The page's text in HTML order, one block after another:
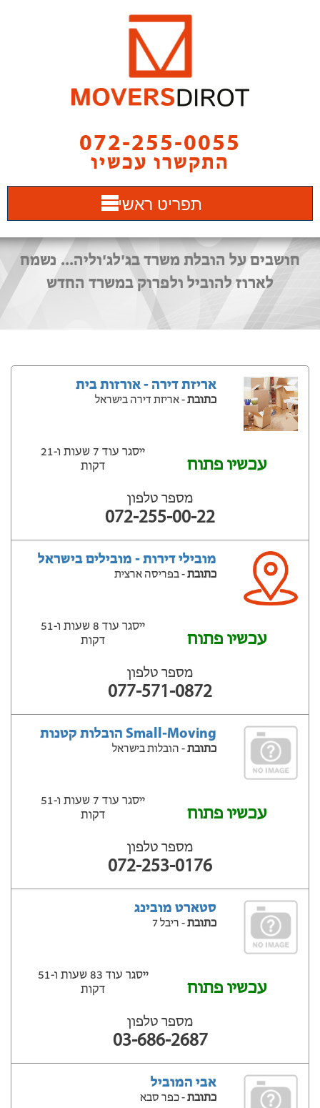
072-255-0055
התקשרו עכשיו
תפריט ראשי
חושבים על הובלת משרד בג'לג'וליה... נשמח
לארוז להוביל ולפרוק במשרד החדש
אריזת דירה - אורזות בית
כתובת- אריזת דירה בישראל
עכשיו פתוח
ייסגר עוד 7 שעות ‫ו-21
דקות
מספר טלפון
072-255-00-22
מובילי דירות - מובילים בישראל
כתובת- בפריסה ארצית
עכשיו פתוח
ייסגר עוד 8 שעות ‫ו-51
דקות
מספר טלפון
077-571-0872
Small-Moving הובלות קטנות
כתובת- הובלות בישראל
עכשיו פתוח
ייסגר עוד 7 שעות ‫ו-51
דקות
מספר טלפון
072-253-0176
סטארט מובינג
כתובת- ריבל 7
עכשיו פתוח
ייסגר עוד 83 שעות ‫ו-51
דקות
מספר טלפון
03-686-2687
אבי המוביל
כתובת- כפר סבא